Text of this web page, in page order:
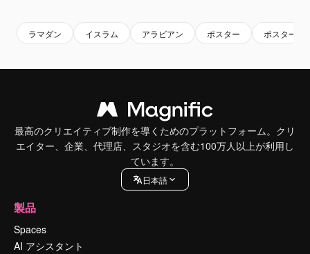
ラマダン イスラム アラビアン ポスター ポスターテ
最高のクリエイティブ制作を導くためのプラットフォーム。クリ
エイター、企業、代理店、スタジオを含む100万人以上が利用し
ています。
日本語
製品
Spaces
AI アシスタント